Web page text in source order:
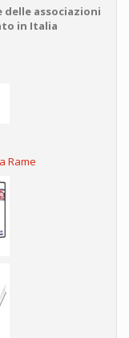
delle associazioni
in Italia